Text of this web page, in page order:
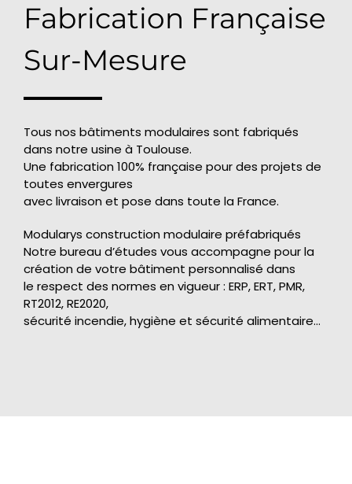
Fabrication Française
Sur-Mesure
Tous nos bâtiments modulaires sont fabriqués
dans notre usine à Toulouse.
Une fabrication 100% française pour des projets de
toutes envergures
avec livraison et pose dans toute la France.
Modularys construction modulaire préfabriqués
Notre bureau d’études vous accompagne pour la
création de votre bâtiment personnalisé dans
le respect des normes en vigueur : ERP, ERT, PMR,
RT2012, RE2020,
sécurité incendie, hygiène et sécurité alimentaire…